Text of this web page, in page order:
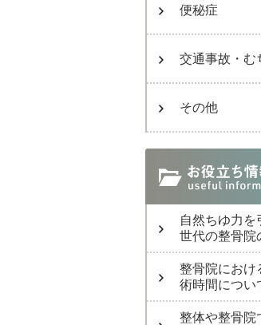
便秘症
交通事故・む
その他
自然ちゆ力を
世代の整骨院
整骨院におけ
術時間につい
整体や整骨院